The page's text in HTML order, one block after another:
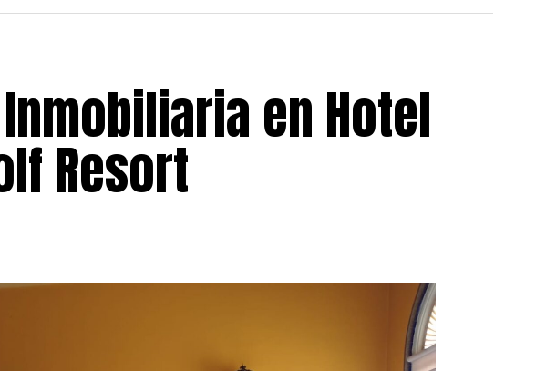
en Hotel
Resort